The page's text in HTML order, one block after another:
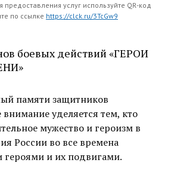
предоставления услуг используйте QR-код
по ссылке https://clck.ru/3TcGw9
боевых действий «ГЕРОИ
памяти защитников
внимание уделяется тем, кто
мужество и героизм в
России во все времена
героями и их подвигами.